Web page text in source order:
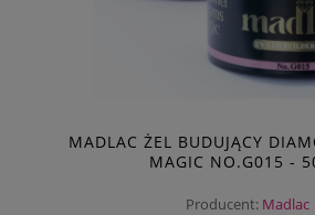
MADLAC ŻEL BUDUJĄCY
MAGIC NO.G015 -
Producent: Madlac